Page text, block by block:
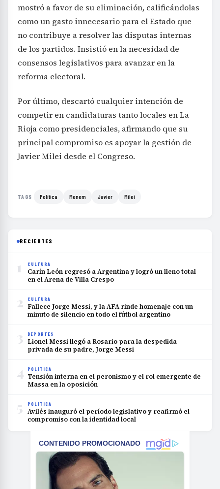
mostró a favor de su eliminación, calificándolas
como un gasto innecesario para el Estado que
no contribuye a resolver las disputas internas
de los partidos. Insistió en la necesidad de
consensos legislativos para avanzar en la
reforma electoral.
Por último, descartó cualquier intención de
competir en candidaturas tanto locales en La
Rioja como presidenciales, afirmando que su
principal compromiso es apoyar la gestión de
Javier Milei desde el Congreso.
TAGS Política Menem Javier Milei
RECIENTES
1 CULTURA
Carín León regresó a Argentina y logró un lleno total
en el Arena de Villa Crespo
2 CULTURA
Fallece Jorge Messi, y la AFA rinde homenaje con un
minuto de silencio en todo el fútbol argentino
3 DEPORTES
Lionel Messi llegó a Rosario para la despedida
privada de su padre, Jorge Messi
4 POLÍTICA
Tensión interna en el peronismo y el rol emergente de
Massa en la oposición
5 POLÍTICA
Avilés inauguró el período legislativo y reafirmó el
compromiso con la identidad local